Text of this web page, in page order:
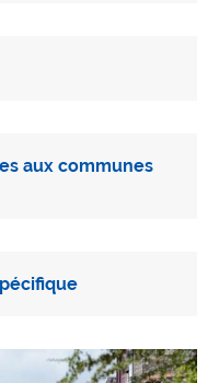
aux communes